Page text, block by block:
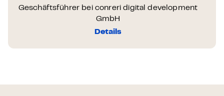
Geschäftsführer bei conreri digital development
GmbH
Details